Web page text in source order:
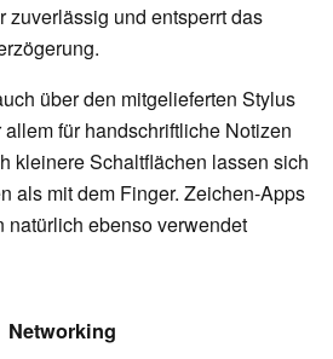
zuverlässig und entsperrt das
über den mitgelieferten Stylus
für handschriftliche Notizen
kleinere Schaltflächen lassen sich
als mit dem Finger. Zeichen-Apps
natürlich ebenso verwendet
Networking